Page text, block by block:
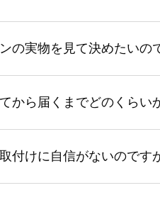
の実物を見て決めたいの
から届くまでどのくらい
付けに自信がないのです